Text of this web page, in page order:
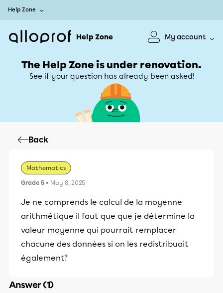
Help Zone
Help Zone My account
The Help Zone is under renovation.
See if your question has already been asked!
Back
Mathematics
Grade 5 • May 8, 2025
Je ne comprends le calcul de la moyenne
arithmétique il faut que que je détermine la
valeur moyenne qui pourrait remplacer
chacune des données si on les redistribuait
également?
Answer (1)